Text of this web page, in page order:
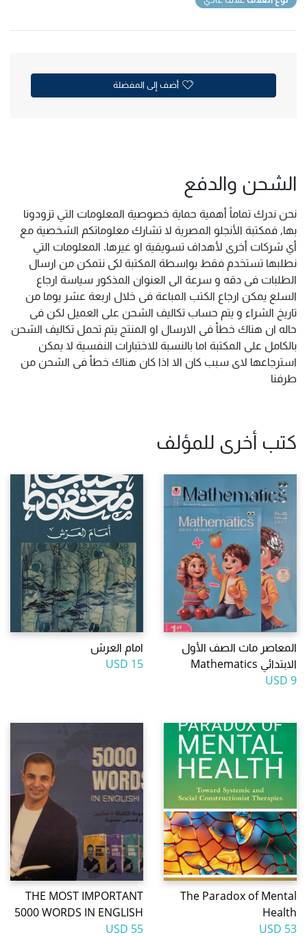
أضف إلى المفضلة
الشحن والدفع
نحن ندرك تماماً أهمية حماية خصوصية المعلومات التي تزودونا
بها, فمكتبة الأنجلو المصرية لا تشارك معلوماتكم الشخصية مع
أي شركات أخرى لأهداف تسويقية او غيرها. المعلومات التي
نطلبها تستخدم فقط بواسطة المكتبة لكى نتمكن من ارسال
الطلبات فى دقه و سرعة الى العنوان المذكور سياسة ارجاع
السلع يمكن ارجاع الكتب المباعة فى خلال اربعة عشر يوما من
تاريخ الشراء و يتم حساب تكاليف الشحن على العميل لكن فى
حاله ان هناك خطأ فى الارسال او المنتج يتم تحمل تكاليف الشحن
بالكامل على المكتبة اما بالنسبة للاختبارات النفسية لا يمكن
استرجاعها لاى سبب كان الا اذا كان هناك خطأ فى الشحن من
طرفنا
كتب أخرى للمؤلف
المعاصر ماث الصف الأول
الابتدائي Mathematics
9 USD
امام العرش
15 USD
The Paradox of Mental
Health
53 USD
THE MOST IMPORTANT
5000 WORDS IN ENGLISH
55 USD